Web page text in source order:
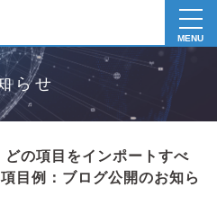
MENU
らせ
の項目をインポートすべ
目例：ブログ公開のお知ら